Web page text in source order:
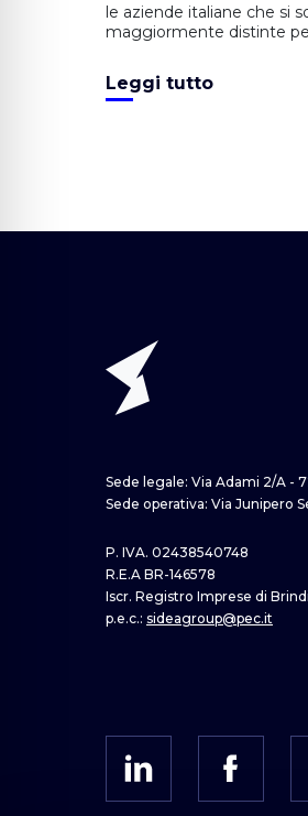
FOR DIVERSITY,
INCLUSION
le aziende italiane che si
maggiormente distinte
capace di dare a tutti i
possibilità di esprimersi al
Leggi tutto
Sede legale: Via Adami 2/A -
Sede operativa: Via Junipero
P. IVA. 02438540748
R.E.A BR-146578
Iscr. Registro Imprese di
p.e.c.: sideagroup@pec.it